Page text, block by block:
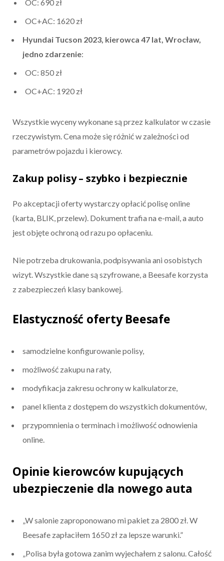
OC: 690 zł
OC+AC: 1620 zł
Hyundai Tucson 2023, kierowca 47 lat, Wrocław,
jedno zdarzenie:
OC: 850 zł
OC+AC: 1920 zł
Wszystkie wyceny wykonane są przez kalkulator w czasie
rzeczywistym. Cena może się różnić w zależności od
parametrów pojazdu i kierowcy.
Zakup polisy – szybko i bezpiecznie
Po akceptacji oferty wystarczy opłacić polisę online
(karta, BLIK, przelew). Dokument trafia na e-mail, a auto
jest objęte ochroną od razu po opłaceniu.
Nie potrzeba drukowania, podpisywania ani osobistych
wizyt. Wszystkie dane są szyfrowane, a Beesafe korzysta
z zabezpieczeń klasy bankowej.
Elastyczność oferty Beesafe
samodzielne konfigurowanie polisy,
możliwość zakupu na raty,
modyfikacja zakresu ochrony w kalkulatorze,
panel klienta z dostępem do wszystkich dokumentów,
przypomnienia o terminach i możliwość odnowienia
online.
Opinie kierowców kupujących
ubezpieczenie dla nowego auta
„W salonie zaproponowano mi pakiet za 2800 zł. W
Beesafe zapłaciłem 1650 zł za lepsze warunki.”
„Polisa była gotowa zanim wyjechałem z salonu. Całość